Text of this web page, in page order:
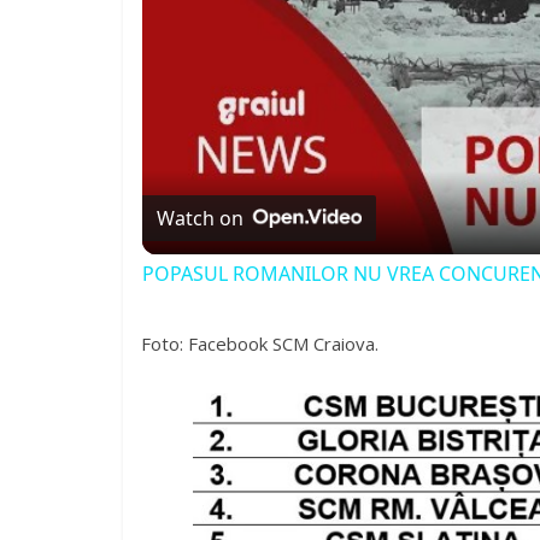
Watch on
POPASUL ROMANILOR NU VREA
Foto: Facebook SCM Craiova.